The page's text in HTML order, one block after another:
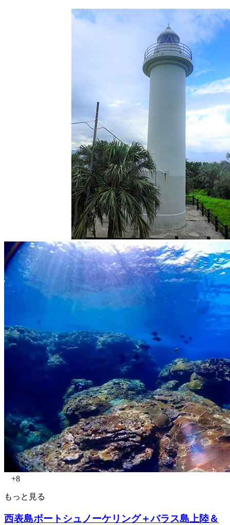
+8
もっと見る
西表島ボートシュノーケリング＋バラス島上陸＆